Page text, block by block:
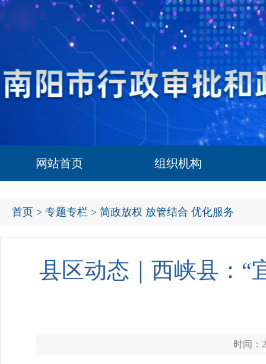
网站首页 组织机构
首页 > 专题专栏 > 简政放权 放管结合 优化服务
县区动态｜西峡县：“
时间：